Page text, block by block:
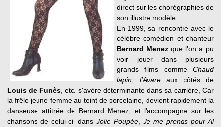
direct sur les chorégraphies de
son illustre modèle.
En 1999, sa rencontre avec le
célèbre comédien et chanteur
Bernard Menezque l'on a pu
voir jouer dans plusieurs
grands films comme Chaud
lapin
l'Avareaux côtés de
Louis de Funès, etc. s'avère déterminante dans sa carrière, Car
la frêle jeune femme au teint de porcelaine, devient rapidement la
danseuse attitrée de Bernard Menez, et l'accompagne sur les
chansons de celui-ci, dansJolie Poupée, Je me prends pour Al